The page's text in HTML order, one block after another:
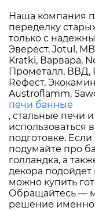
Наша компания
переделку
только с
Эверест, Jotul,
Kratki, Варвара,
Прометалл, ВВД,
Rефест,
Austroflamm,
печи банные
, стальные печи
использоваться
подготовке. Если
подумайте про
голландка, а
декора
можно купить
Обращайтесь —
решение именно